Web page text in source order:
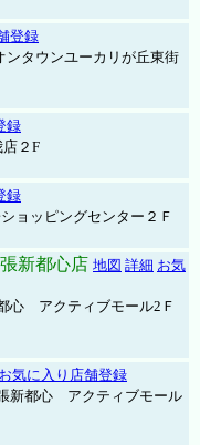
登録
タウンユーカリが丘東街
録
２F
録
ョッピングセンター２Ｆ
新都心店 地図 詳細 お気
心 アクティブモール2Ｆ
お気に入り店舗登録
新都心 アクティブモール